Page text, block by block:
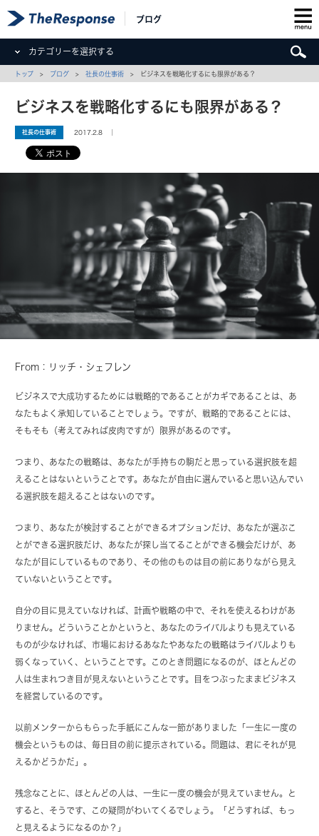
ブログ
カテゴリーを選択する
トップ > ブログ >社長の仕事術 > ビジネスを戦略化するにも限界がある？
ビジネスを戦略化するにも限界がある？
社長の仕事術 2017.2.8 ｜
From：リッチ・シェフレン
ビジネスで大成功するためには戦略的であることがカギであることは、あ
なたもよく承知していることでしょう。ですが、戦略的であることには、
そもそも（考えてみれば皮肉ですが）限界があるのです。
つまり、あなたの戦略は、あなたが手持ちの駒だと思っている選択肢を超
えることはないということです。あなたが自由に選んでいると思い込んでい
る選択肢を超えることはないのです。
つまり、あなたが検討することができるオプションだけ、あなたが選ぶこ
とができる選択肢だけ、あなたが探し当てることができる機会だけが、あ
なたが目にしているものであり、その他のものは目の前にありながら見え
ていないということです。
自分の目に見えていなければ、計画や戦略の中で、それを使えるわけがあ
りません。どういうことかというと、あなたのライバルよりも見えている
ものが少なければ、市場におけるあなたやあなたの戦略はライバルよりも
弱くなっていく、ということです。このとき問題になるのが、ほとんどの
人は生まれつき目が見えないということです。目をつぶったままビジネス
を経営しているのです。
以前メンターからもらった手紙にこんな一節がありました「一生に一度の
機会というものは、毎日目の前に提示されている。問題は、君にそれが見
えるかどうかだ」。
残念なことに、ほとんどの人は、一生に一度の機会が見えていません。と
すると、そうです、この疑問がわいてくるでしょう。「どうすれば、もっ
と見えるようになるのか？」